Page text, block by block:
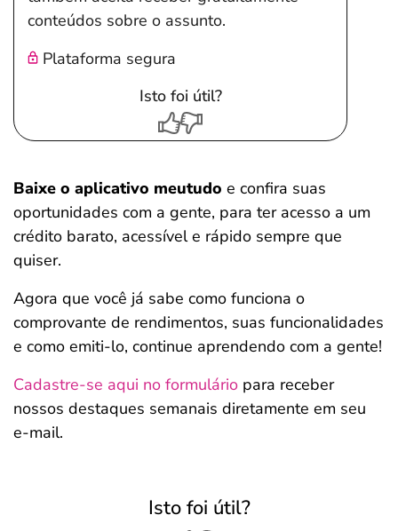
conteúdos sobre o assunto.
Plataforma segura
Isto foi útil?
Baixe o aplicativo meutudo e confira suas
oportunidades com a gente, para ter acesso a um
crédito barato, acessível e rápido sempre que
quiser.
Agora que você já sabe como funciona o
comprovante de rendimentos, suas funcionalidades
e como emiti-lo, continue aprendendo com a gente!
Cadastre-se aqui no formulário para receber
nossos destaques semanais diretamente em seu
e-mail.
Isto foi útil?